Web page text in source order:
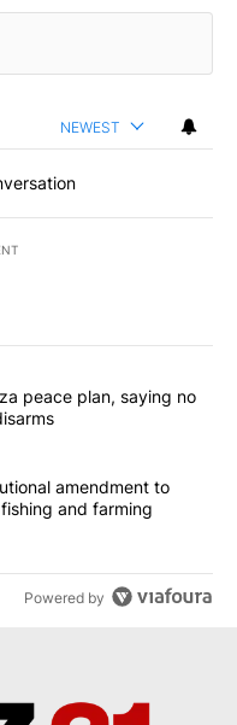
NEWEST
articles in the last
Trump’s Gaza peace
peace plan, saying no
constitutional
amendment to
and farming
Powered by